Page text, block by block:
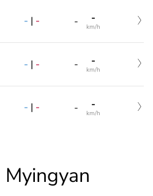
- | - - -
km/h
- | - - -
km/h
- | - - -
km/h
Myingyan